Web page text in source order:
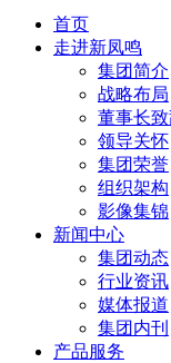
首页
走进新凤鸣
集团简介
战略布局
董事长
领导关怀
集团荣誉
组织架构
影像集锦
新闻中心
集团动态
行业资讯
媒体报道
集团内刊
产品服务